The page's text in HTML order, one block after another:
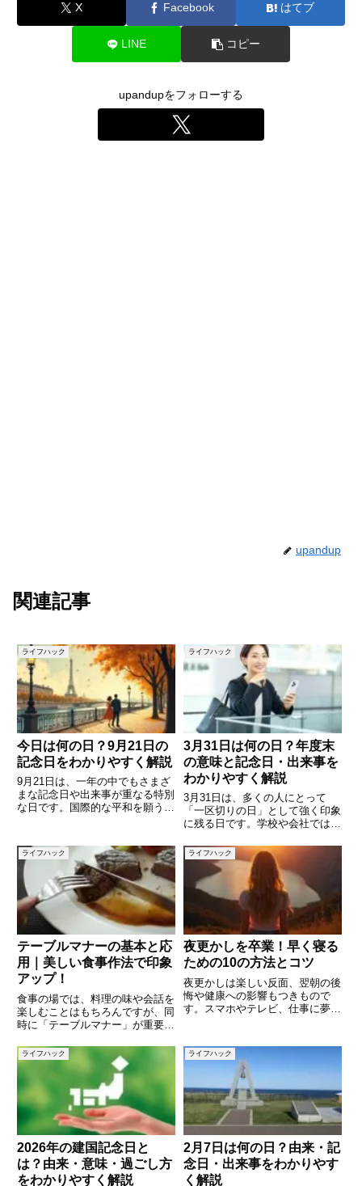
X Facebook はてブ
LINE コピー
upandupをフォローする
upandup
関連記事
ライフハック
今日は何の日？9月21日の
記念日をわかりやすく解説
9月21日は、一年の中でもさまざ
まな記念日や出来事が重なる特別
な日です。国際的な平和を願う日
ンショーの日」「漬物の日」など
ユニークな記念日も制定されてい
ます。また、歴史的な出来事や
ライフハック
3月31日は何の日？年度末
の意味と記念日・出来事を
わかりやすく解説
3月31日は、多くの人にとって
「一区切りの日」として強く印象
に残る日です。学校や会社では年
り、そして新たなスタートに向け
た準備が行われます。一方で、3
月31日にはさまざまな記念日や
歴史的な出来事も存在します。本
ライフハック
テーブルマナーの基本と応
用｜美しい食事作法で印象
アップ！
食事の場では、料理の味や会話を
楽しむことはもちろんですが、同
時に「テーブルマナー」が重要視
けておくことで、ビジネスの会食
やフォーマルなディナーでも自信
を持って振る舞うことができま
す。本記事では、テーブルマナー
の
ライフハック
夜更かしを卒業！早く寝る
ための10の方法とコツ
夜更かしは楽しい反面、翌朝の後
悔や健康への影響もつきもので
す。スマホやテレビ、仕事に夢中
けることで、心も体もリフレッシ
ュし、毎日のパフォーマンスが向
上します。本記事では、夜更かし
の
ライフハック
2026年の建国記念日と
は？由来・意味・過ごし方
をわかりやすく解説
ライフハック
2月7日は何の日？由来・記
念日・出来事をわかりやす
く解説